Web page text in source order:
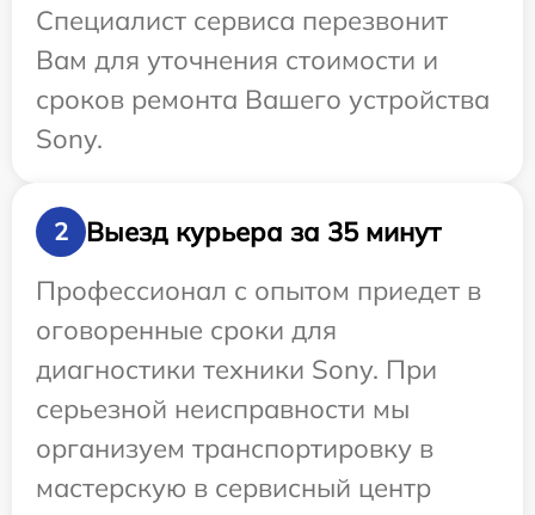
Специалист сервиса перезвонит
Вам для уточнения стоимости и
сроков ремонта Вашего устройства
Sony.
2
Выезд курьера за 35 минут
Профессионал с опытом приедет в
оговоренные сроки для
диагностики техники Sony. При
серьезной неисправности мы
организуем транспортировку в
мастерскую в сервисный центр